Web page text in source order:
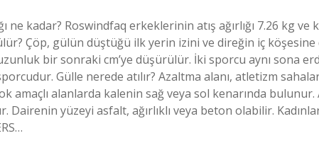
ne kadar? Roswindfaq erkeklerinin atış ağırlığı 7.26 kg ve
Çöp, gülün düştüğü ilk yerin izini ve direğin iç
bir sonraki cm’ye düşürülür. İki sporcu aynı sona
Gülle nerede atılır? Azaltma alanı, atletizm
amaçlı alanlarda kalenin sağ veya sol kenarında bulunur.
Dairenin yüzeyi asfalt, ağırlıklı veya beton olabilir.